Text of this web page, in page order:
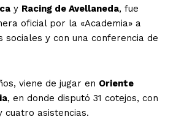
y Racing de Avellaneda, fue
oficial por la «Academia» a
sociales y con una conferencia de
viene de jugar en Oriente
, en donde disputó 31 cotejos, con
cuatro asistencias.